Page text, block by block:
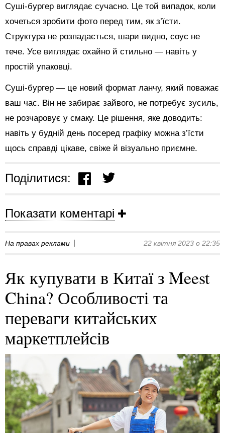
Суші-бургер виглядає сучасно. Це той випадок, коли
хочеться зробити фото перед тим, як з’їсти.
Структура не розпадається, шари видно, соус не
тече. Усе виглядає охайно й стильно — навіть у
простій упаковці.
Суші-бургер — це новий формат ланчу, який поважає
ваш час. Він не забирає зайвого, не потребує зусиль,
не розчаровує у смаку. Це рішення, яке доводить:
навіть у будній день посеред графіку можна з’їсти
щось справді цікаве, свіже й візуально приємне.
Поділитися:
Показати коментарі
На правах реклами 22 квітня 2023 о 22:35
Як купувати в Китаї з Meest
China? Особливості та
переваги китайських
маркетплейсів